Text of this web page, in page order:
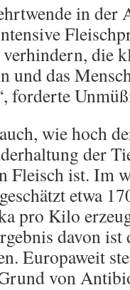
in
die
und das
forderte
wie hoch
der
Fleisch ist. Im
etwa
pro Kilo
davon
Europaweit
von